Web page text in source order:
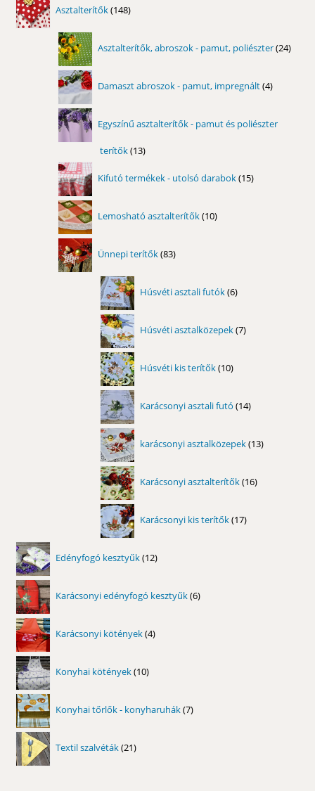
Asztalterítők 148
termék
Asztalterítők, abroszok - pamut, poliészter 24
Damaszt abroszok - pamut, impregnált 4
termék
Egyszínű asztalterítők - pamut és poliészter
terítők 1313
Kifutó termékek - utolsó darabok 15
termék
Lemosható asztalterítők 10
termék
Ünnepi terítők 83
termék
Húsvéti asztali futók 6
termék
Húsvéti asztalközepek 7
termék
Húsvéti kis terítők 10
termék
Karácsonyi asztali futó 14
termék
karácsonyi asztalközepek 13
termék
Karácsonyi asztalterítők 16
termék
Karácsonyi kis terítők 17
termék
Edényfogó kesztyűk 12
termék
Karácsonyi edényfogó kesztyűk 6
termék
Karácsonyi kötények 4
termék
Konyhai kötények 10
termék
Konyhai tőrlők - konyharuhák 7
termék
Textil szalvéták 21
termék